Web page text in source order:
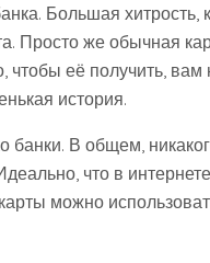
Большая хитрость,
Просто же обычная
чтобы её получить,
история.
банки. В общем,
что в
можно